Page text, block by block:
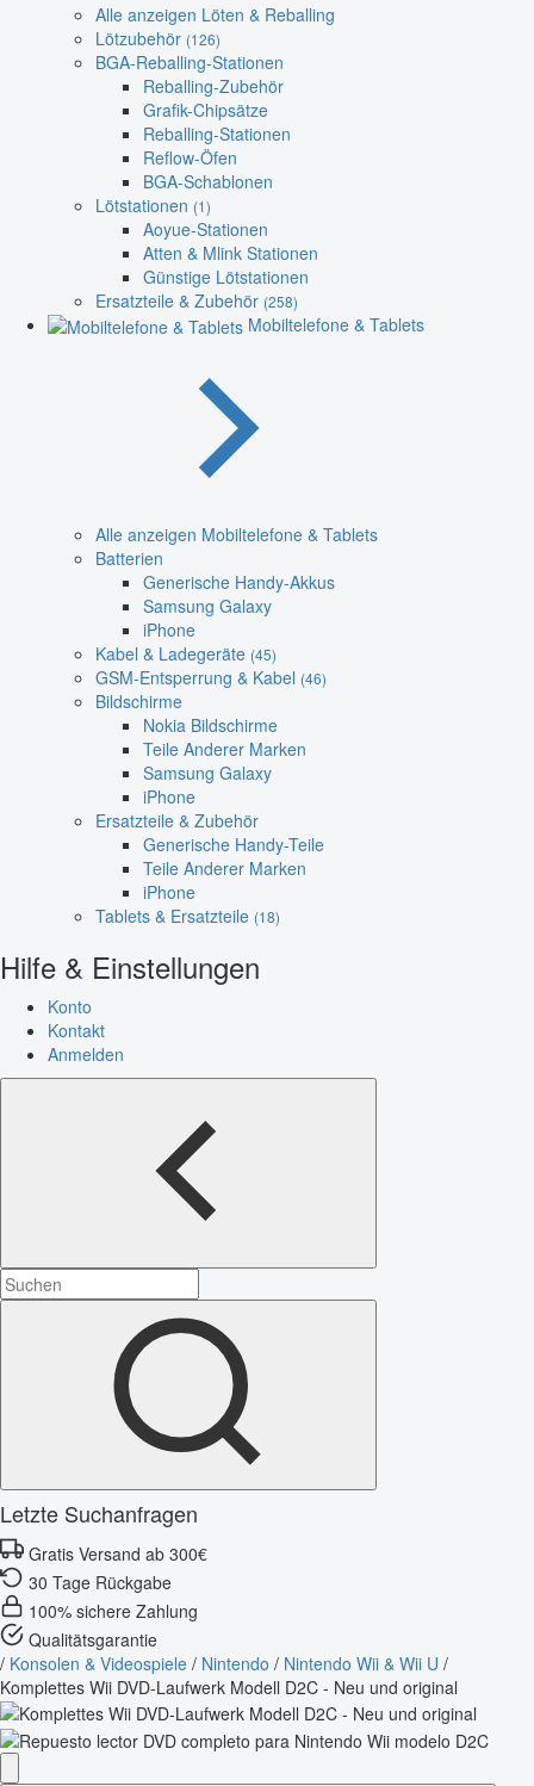
Alle anzeigen Löten & Reballing
Lötzubehör (126)
BGA-Reballing-Stationen
Reballing-Zubehör
Grafik-Chipsätze
Reballing-Stationen
Reflow-Öfen
BGA-Schablonen
Lötstationen (1)
Aoyue-Stationen
Atten & Mlink Stationen
Günstige Lötstationen
Ersatzteile & Zubehör (258)
Mobiltelefone & Tablets
Alle anzeigen Mobiltelefone & Tablets
Batterien
Generische Handy-Akkus
Samsung Galaxy
iPhone
Kabel & Ladegeräte (45)
GSM-Entsperrung & Kabel (46)
Bildschirme
Nokia Bildschirme
Teile Anderer Marken
Samsung Galaxy
iPhone
Ersatzteile & Zubehör
Generische Handy-Teile
Teile Anderer Marken
iPhone
Tablets & Ersatzteile (18)
Hilfe & Einstellungen
Konto
Kontakt
Anmelden
Letzte Suchanfragen
Gratis Versand ab 300€
30 Tage Rückgabe
100% sichere Zahlung
Qualitätsgarantie
/ Konsolen & Videospiele / Nintendo / Nintendo Wii & Wii U /
Komplettes Wii DVD-Laufwerk Modell D2C - Neu und original